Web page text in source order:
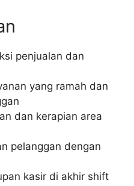
penjualan dan
yang ramah dan
dan kerapian area
pelanggan dengan
kasir di akhir shift